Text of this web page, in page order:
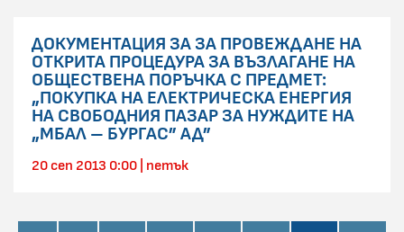
ДОКУМЕНТАЦИЯ ЗА ЗА ПРОВЕЖДАНЕ НА
ОТКРИТА ПРОЦЕДУРА ЗА ВЪЗЛАГАНЕ НА
ОБЩЕСТВЕНА ПОРЪЧКА С ПРЕДМЕТ:
„ПОКУПКА НА ЕЛЕКТРИЧЕСКА ЕНЕРГИЯ
НА СВОБОДНИЯ ПАЗАР ЗА НУЖДИТЕ НА
„МБАЛ – БУРГАС” АД”
20 сеп 2013 0:00 | петък